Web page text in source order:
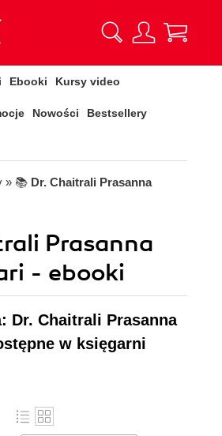
Ebooki Kursy video
Nowości Bestsellery
» 📚 Dr. Chaitrali Prasanna
Prasanna
- ebooki
Dr. Chaitrali Prasanna
w księgarni